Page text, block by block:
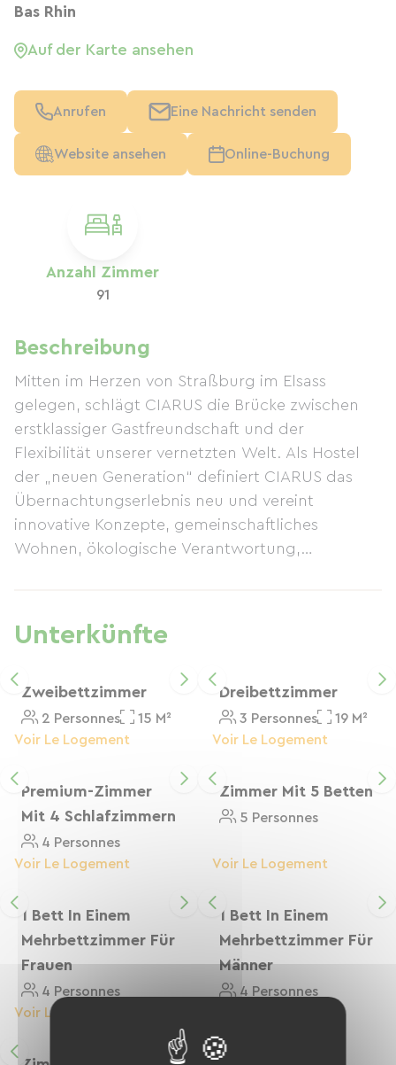
Anzahl Zimmer
91
Beschreibung
Mitten im Herzen von Straßburg im Elsass
gelegen, schlägt CIARUS die Brücke zwischen
erstklassiger Gastfreundschaft und der
Flexibilität unserer vernetzten Welt. Als Hostel
der „neuen Generation“ definiert CIARUS das
Übernachtungserlebnis neu und vereint
innovative Konzepte, gemeinschaftliches
Wohnen, ökologische Verantwortung,
verantwortungsvollen Tourismus und arbeitet
täglich daran, die Umweltauswirkungen seiner
Maßnahmen zu minimieren. Umso mehr Grund,
dem Charme dieses einladenden Öko-Refugiums
und dem typischen Straßburger Lebensstil zu
Sie sich im Restaurant kulinarisch verwöhnen
lassen! Genießen Sie ein köstliches Frühstück mit
frischen Produkten und regionalen Spezialitäten:
Gebäck, verschiedene Brotsorten, natürliche
Unterkünfte
Zweibettzimmer
2 Personnes
15 M²
Voir Le Logement
Dreibettzimmer
3 Personnes
19 M²
Voir Le Logement
Premium-Zimmer
Mit 4 Schlafzimmern
4 Personnes
Voir Le Logement
Zimmer Mit 5 Betten
5 Personnes
Voir Le Logement
1 Bett In Einem
Mehrbettzimmer Für
Frauen
4 Personnes
Voir Le Logement
1 Bett In Einem
Mehrbettzimmer Für
Männer
4 Personnes
Bas Rhin
Auf der Karte ansehen
Anrufen Eine Nachricht senden
Website ansehen Online-Buchung